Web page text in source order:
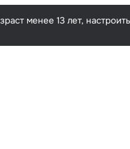
менее 13 лет,